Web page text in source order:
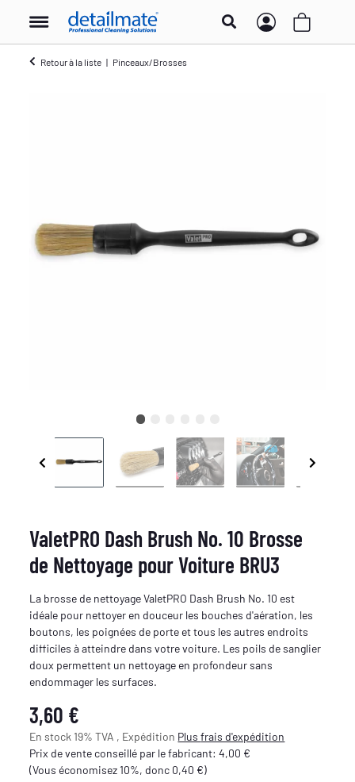
Retour à la liste Pinceaux/Brosses
ValetPRO Dash Brush No. 10 Brosse
de Nettoyage pour Voiture BRU3
La brosse de nettoyage ValetPRO Dash Brush No. 10 est
idéale pour nettoyer en douceur les bouches d'aération, les
boutons, les poignées de porte et tous les autres endroits
difficiles à atteindre dans votre voiture. Les poils de sanglier
doux permettent un nettoyage en profondeur sans
endommager les surfaces.
3,60 €
En stock 19% TVA , Expédition Plusfrais d'expédition
Prix de vente conseillé par le fabricant:4,00 €
(Vous économisez10%, donc 0,40 €)